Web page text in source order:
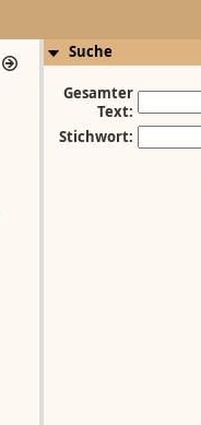
Suche
Gesamter
Text:
Stichwort: